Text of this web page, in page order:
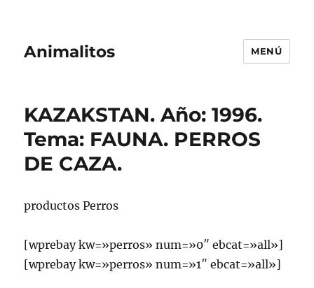
Animalitos MENÚ
KAZAKSTAN. Año: 1996.
Tema: FAUNA. PERROS
DE CAZA.
productos Perros
[wprebay kw=»perros» num=»0″ ebcat=»all»]
[wprebay kw=»perros» num=»1″ ebcat=»all»]